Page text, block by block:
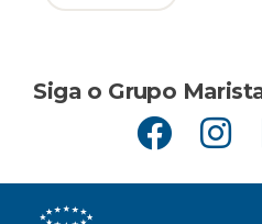
Siga o Grupo